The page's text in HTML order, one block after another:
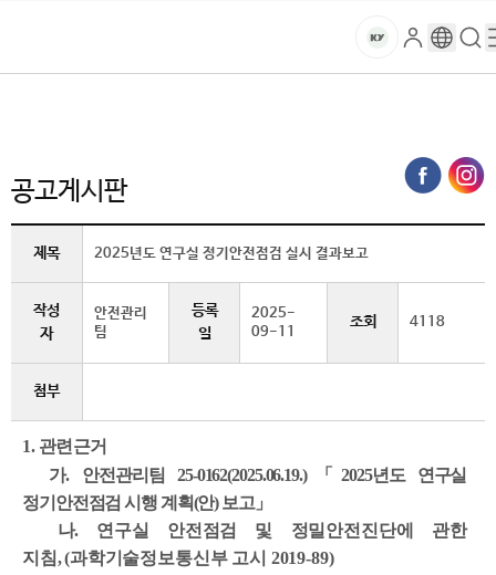
건
대
학
교
마
로
그
구
글
검
색
메
뉴
공고게시판
제목 2025년도 연구실 정기안전점검 실시 결과보고
작성
자
안전관리
팀
등록
일
2025-
09-11
조회 4118
첨부
1. 관련근거
가. 안전관리팀 25-0162(2025.06.19.)「2025년도 연구실
정기안전점검 시행 계획(안) 보고」
나.연구실 안전점검 및 정밀안전진단에 관한
지침,(과학기술정보통신부 고시 2019-89)